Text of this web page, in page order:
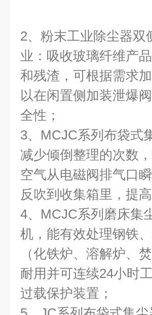
2、粉末工业除尘器
业：吸收玻璃纤维产
和残渣，可根据需求
以在闲置侧加装泄爆
全性；
3、MCJC系列布袋式
减少倾倒整理的次数
空气从电磁阀排气口
反吹到收集箱里，提
4、MCJC系列磨床集
机，能有效处理钢铁
（化铁炉、溶解炉、
耐用并可连续24小时
过载保护装置；